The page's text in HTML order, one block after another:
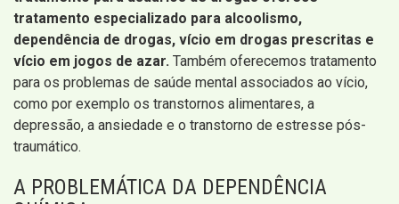
tratamento especializado para alcoolismo,
dependência de drogas, vício em drogas prescritas e
vício em jogos de azar. Também oferecemos tratamento
para os problemas de saúde mental associados ao vício,
como por exemplo os transtornos alimentares, a
depressão, a ansiedade e o transtorno de estresse pós-
traumático.
A PROBLEMÁTICA DA DEPENDÊNCIA